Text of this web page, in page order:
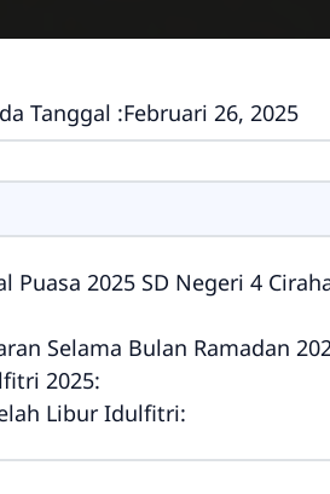
Tanggal :Februari 26, 2025
Puasa 2025 SD Negeri 4
Selama Bulan Ramadan
2025:
Libur Idulfitri: